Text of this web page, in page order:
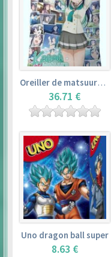
Oreiller de matsuura kanan (35cm×53cm) – love live! sunshine!!
36.71 €
Uno dragon ball super
8.63 €